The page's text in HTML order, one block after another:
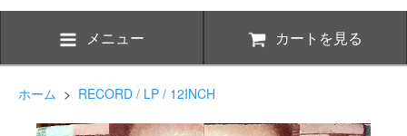
メニュー カートを見る
ホーム > RECORD / LP / 12INCH